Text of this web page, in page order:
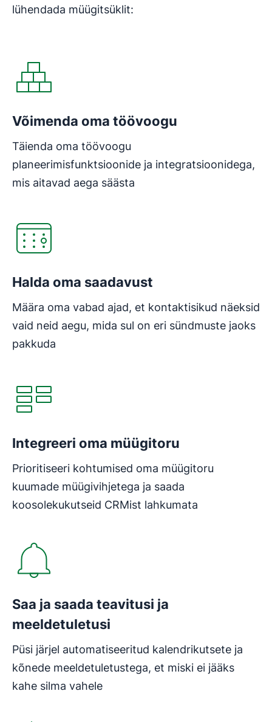
lühendada müügitsüklit:
Võimenda oma töövoogu
Täienda oma töövoogu
planeerimisfunktsioonide ja integratsioonidega,
mis aitavad aega säästa
Halda oma saadavust
Määra oma vabad ajad, et kontaktisikud näeksid
vaid neid aegu, mida sul on eri sündmuste jaoks
pakkuda
Integreeri oma müügitoru
Prioritiseeri kohtumised oma müügitoru
kuumade müügivihjetega ja saada
koosolekukutseid CRMist lahkumata
Saa ja saada teavitusi ja
meeldetuletusi
Püsi järjel automatiseeritud kalendrikutsete ja
kõnede meeldetuletustega, et miski ei jääks
kahe silma vahele